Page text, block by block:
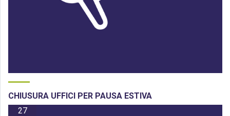
CHIUSURA UFFICI PER PAUSA ESTIVA
27